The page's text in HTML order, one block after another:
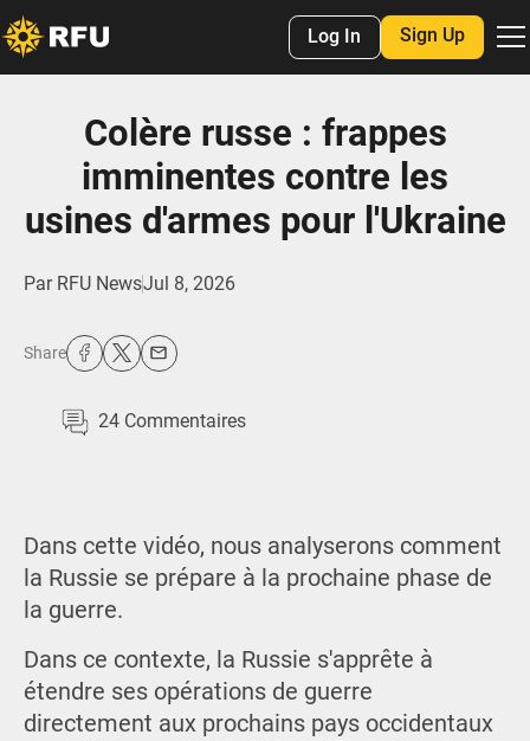
Log In Sign Up
Colère russe : frappes
imminentes contre les
usines d'armes pour l'Ukraine
Par RFU NewsJul 8, 2026
Share
24 Commentaires
Dans cette vidéo, nous analyserons comment
la Russie se prépare à la prochaine phase de
la guerre.
Dans ce contexte, la Russie s'apprête à
étendre ses opérations de guerre
directement aux prochains pays occidentaux